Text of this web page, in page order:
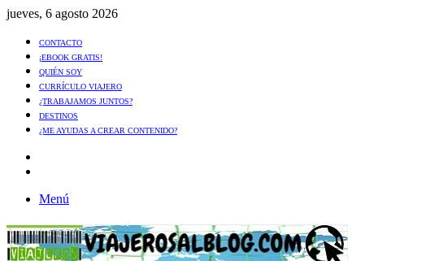
jueves, 6 agosto 2026
CONTACTO
¡EBOOK GRATIS!
QUIÉN SOY
CURRÍCULO VIAJERO
¿TRABAJAMOS JUNTOS?
DESTINOS
¿ME AYUDAS A CREAR CONTENIDO?
Menú